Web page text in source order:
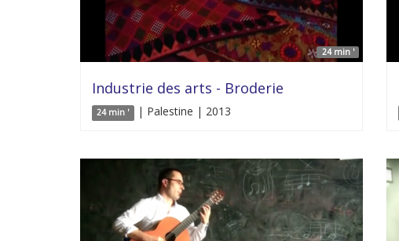
24 min '
Industrie des arts - Broderie
24 min ' | Palestine | 2013